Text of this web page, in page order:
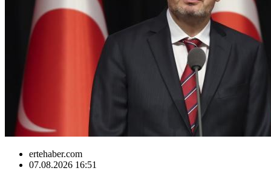
ertehaber.com
07.08.2026 16:51